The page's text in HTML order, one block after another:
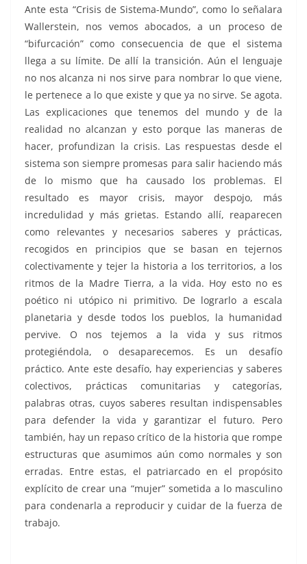
Ante esta “Crisis de Sistema-Mundo”, como lo señalara
Wallerstein, nos vemos abocados, a un proceso de
“bifurcación” como consecuencia de que el sistema
llega a su límite. De allí la transición. Aún el lenguaje
no nos alcanza ni nos sirve para nombrar lo que viene,
le pertenece a lo que existe y que ya no sirve. Se agota.
Las explicaciones que tenemos del mundo y de la
realidad no alcanzan y esto porque las maneras de
hacer, profundizan la crisis. Las respuestas desde el
sistema son siempre promesas para salir haciendo más
de lo mismo que ha causado los problemas. El
resultado es mayor crisis, mayor despojo, más
incredulidad y más grietas. Estando allí, reaparecen
como relevantes y necesarios saberes y prácticas,
recogidos en principios que se basan en tejernos
colectivamente y tejer la historia a los territorios, a los
ritmos de la Madre Tierra, a la vida. Hoy esto no es
poético ni utópico ni primitivo. De lograrlo a escala
planetaria y desde todos los pueblos, la humanidad
pervive. O nos tejemos a la vida y sus ritmos
protegiéndola, o desaparecemos. Es un desafío
práctico. Ante este desafío, hay experiencias y saberes
colectivos, prácticas comunitarias y categorías,
palabras otras, cuyos saberes resultan indispensables
para defender la vida y garantizar el futuro. Pero
también, hay un repaso crítico de la historia que rompe
estructuras que asumimos aún como normales y son
erradas. Entre estas, el patriarcado en el propósito
explícito de crear una “mujer” sometida a lo masculino
para condenarla a reproducir y cuidar de la fuerza de
trabajo.